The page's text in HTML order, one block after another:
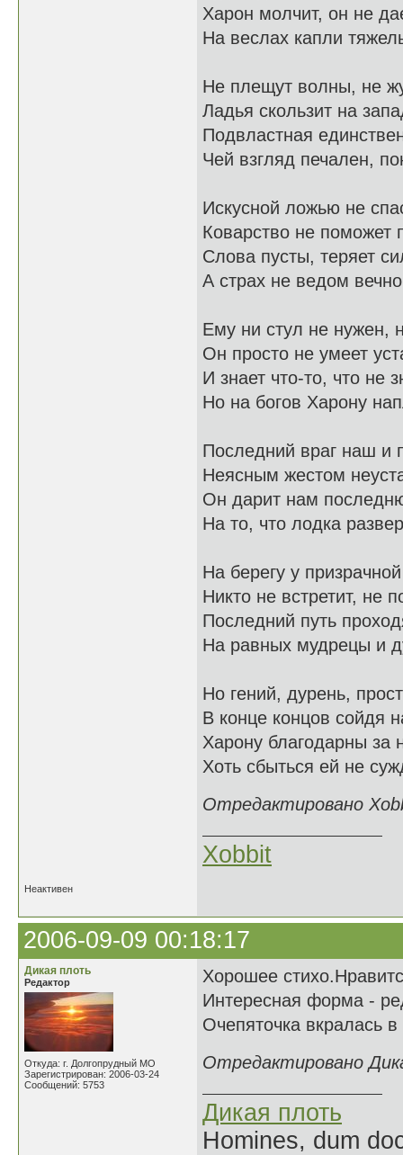
Харон молчит, он не
На веслах капли
Не плещут волны, не
Ладья скользит на
Подвластная
Чей взгляд печален,
Искусной ложью не
Коварство не поможет
Слова пусты, теряет
А страх не ведом
Ему ни стул не нужен,
Он просто не умеет
И знает что-то, что не
Но на богов Харону
Последний враг наш и
Неясным жестом
Он дарит нам
На то, что лодка
На берегу у
Никто не встретит, не
Последний путь
На равных мудрецы и
Но гений, дурень,
В конце концов сойдя
Харону благодарны за
Хоть сбыться ей не
Отредактировано
Xobbit
Неактивен
2006-09-09 00:18:17
Дикая плоть
Редактор
Откуда: г. Долгопрудный МО
Зарегистрирован: 2006-03-24
Сообщений: 5753
Хорошее
Интересная форма -
Очепяточка вкралась
Отредактировано
Дикая плоть
Homines, dum